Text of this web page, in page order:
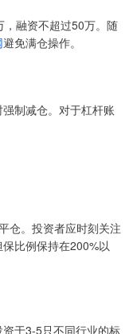
融资不超过50万。随
避免满仓操作。
制减仓。对于杠杆账
仓。投资者应时刻关注
比例保持在200%以
于3-5只不同行业的标